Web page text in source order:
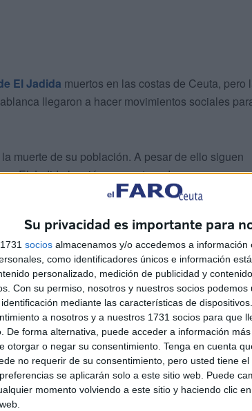
Su privacidad es importante para
socios almacenamos y/o accedemos a
como identificadores únicos e información
personalizado, medición de publicidad y
Con su permiso, nosotros y nuestros socios podemos
mediante las características de
a nosotros y a nuestros 1731 socios para que
De forma alternativa, puede acceder a información
otorgar o negar su consentimiento. Tenga en cuenta
no requerir de su consentimiento, pero usted tiene
se aplicarán solo a este sitio web. Puede
momento volviendo a este sitio y haciendo clic
El Jadida muertos en las costas de Ceuta, pero
llegaron a hacer movimientos sociales
muerte de su población. A pesar de ello siguen
El Jadida hay jóvenes enterrados cuyos
dura poco, la organización en sus salidas es
rompiendo una estadística tradicional que
traslados.